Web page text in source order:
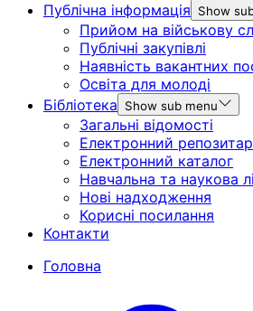
Публічна інформація
Show
Прийом на військову
Публічні закупівлі
Наявність вакантних
Освіта для молоді
Бібліотека
Show sub menu
Загальні відомості
Електронний
Електронний каталог
Навчальна та наукова
Нові надходження
Корисні посилання
Контакти
Головна